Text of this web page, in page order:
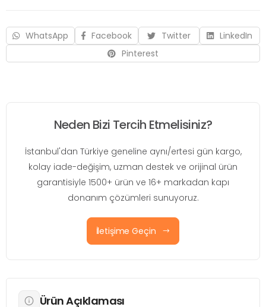
WhatsApp Facebook Twitter
LinkedIn
Pinterest
Neden Bizi Tercih Etmelisiniz?
İstanbul'dan Türkiye geneline aynı/ertesi gün kargo,
kolay iade-değişim, uzman destek ve orijinal ürün
garantisiyle 1500+ ürün ve 16+ markadan kapı
donanım çözümleri sunuyoruz.
İletişime Geçin
Ürün Açıklaması